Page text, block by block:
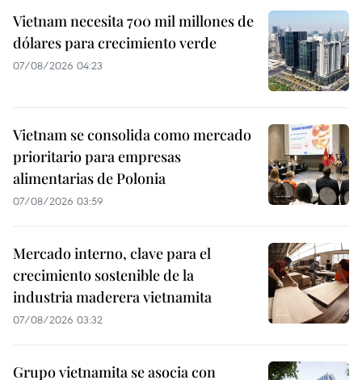
Vietnam necesita 700 mil millones de
dólares para crecimiento verde
07/08/2026 04:23
Vietnam se consolida como mercado
prioritario para empresas
alimentarias de Polonia
07/08/2026 03:59
Mercado interno, clave para el
crecimiento sostenible de la
industria maderera vietnamita
07/08/2026 03:32
Grupo vietnamita se asocia con